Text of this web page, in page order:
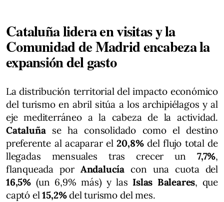
Cataluña lidera en visitas y la
Comunidad de Madrid encabeza la
expansión del gasto
La distribución territorial del impacto económico
del turismo en abril sitúa a los archipiélagos y al
eje mediterráneo a la cabeza de la actividad.
Cataluña se ha consolidado como el destino
preferente al acaparar el20,8%del flujo total de
llegadas mensuales tras crecer un 7,7%,
flanqueada por Andalucíacon una cuota del
16,5% (un 6,9% más) y las Islas Baleares, que
captó el15,2%del turismo del mes.